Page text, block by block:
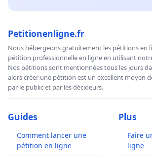
Petitionenligne.fr
Nous hébergeons gratuitement les pétitions en
pétition professionnelle en ligne en utilisant
Nos pétitions sont mentionnées tous les jours
alors créer une pétition est un excellent moyen
par le public et par les décideurs.
Guides
Comment lancer une
pétition en ligne
Plus
Faire
ligne